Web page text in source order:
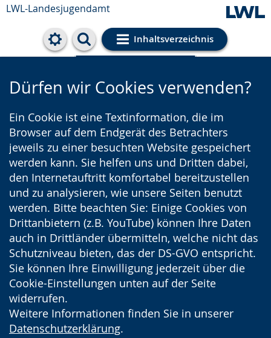
LWL-Landesjugendamt
Inhaltsverzeichnis
Cookie-Einstellungen
Dürfen wir Cookies verwenden?
Ein Cookie ist eine Textinformation, die im
Browser auf dem Endgerät des Betrachters
jeweils zu einer besuchten Website gespeichert
werden kann. Sie helfen uns und Dritten dabei,
den Internetauftritt komfortabel bereitzustellen
und zu analysieren, wie unsere Seiten benutzt
werden. Bitte beachten Sie: Einige Cookies von
Drittanbietern (z.B. YouTube) können Ihre Daten
auch in Drittländer übermitteln, welche nicht das
Schutzniveau bieten, das der DS-GVO entspricht.
Sie können Ihre Einwilligung jederzeit über die
Cookie-Einstellungen unten auf der Seite
widerrufen.
Weitere Informationen finden Sie in unserer
Datenschutzerklärung.